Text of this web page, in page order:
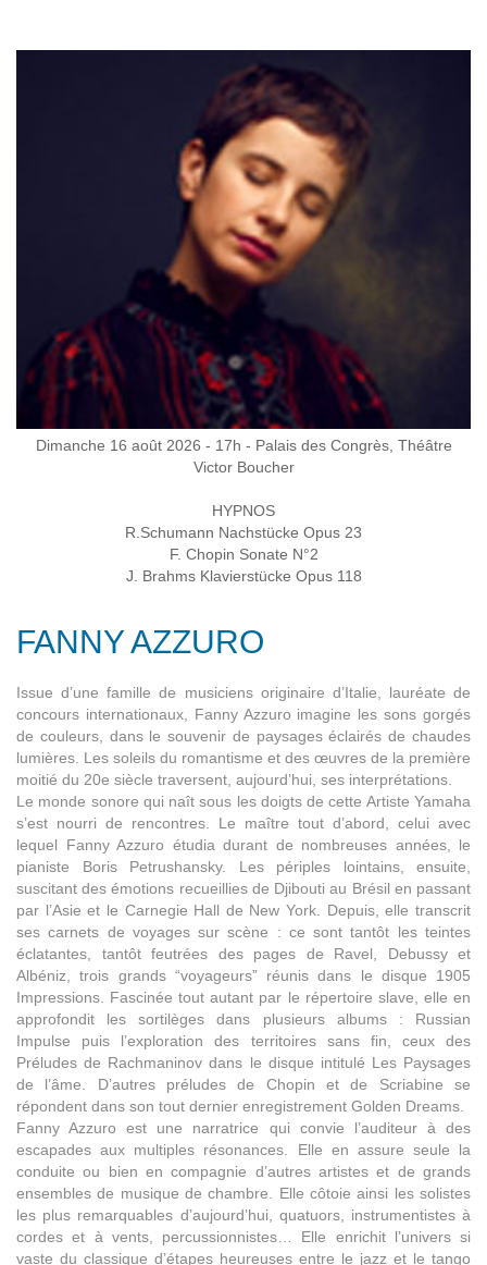
Dimanche 16 août 2026 - 17h - Palais des Congrès, Théâtre
Victor Boucher
HYPNOS
R.Schumann Nachstücke Opus 23
F. Chopin Sonate N°2
J. Brahms Klavierstücke Opus 118
FANNY AZZURO
Issue d’une famille de musiciens originaire d’Italie, lauréate de
concours internationaux, Fanny Azzuro imagine les sons gorgés
de couleurs, dans le souvenir de paysages éclairés de chaudes
lumières. Les soleils du romantisme et des œuvres de la première
moitié du 20e siècle traversent, aujourd’hui, ses interprétations.
Le monde sonore qui naît sous les doigts de cette Artiste Yamaha
s’est nourri de rencontres. Le maître tout d’abord, celui avec
lequel Fanny Azzuro étudia durant de nombreuses années, le
pianiste Boris Petrushansky. Les périples lointains, ensuite,
suscitant des émotions recueillies de Djibouti au Brésil en passant
par l’Asie et le Carnegie Hall de New York. Depuis, elle transcrit
ses carnets de voyages sur scène : ce sont tantôt les teintes
éclatantes, tantôt feutrées des pages de Ravel, Debussy et
Albéniz, trois grands “voyageurs” réunis dans le disque 1905
Impressions. Fascinée tout autant par le répertoire slave, elle en
approfondit les sortilèges dans plusieurs albums : Russian
Impulse puis l’exploration des territoires sans fin, ceux des
Préludes de Rachmaninov dans le disque intitulé Les Paysages
de l’âme. D’autres préludes de Chopin et de Scriabine se
répondent dans son tout dernier enregistrement Golden Dreams.
Fanny Azzuro est une narratrice qui convie l’auditeur à des
escapades aux multiples résonances. Elle en assure seule la
conduite ou bien en compagnie d’autres artistes et de grands
ensembles de musique de chambre. Elle côtoie ainsi les solistes
les plus remarquables d’aujourd’hui, quatuors, instrumentistes à
cordes et à vents, percussionnistes… Elle enrichit l’univers si
vaste du classique d’étapes heureuses entre le jazz et le tango